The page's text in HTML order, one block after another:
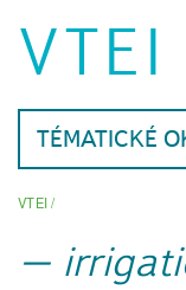
VTEI
TÉMATICKÉ
VTEI/